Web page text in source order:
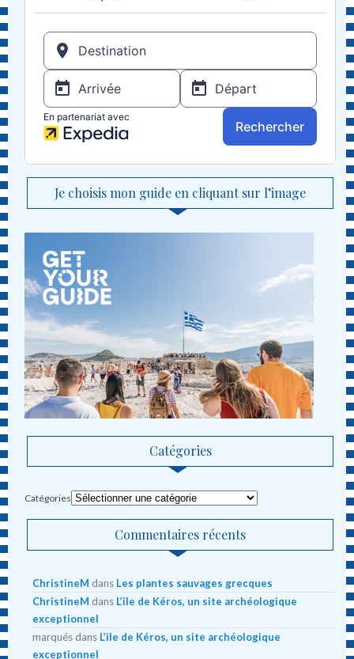
Je choisis mon guide en cliquant sur l’image
Catégories
Catégories
Commentaires récents
ChristineM dans Les plantes sauvages grecques
ChristineM dans L’ile de Kéros, un site archéologique
exceptionnel
marqués dans L’ile de Kéros, un site archéologique
exceptionnel